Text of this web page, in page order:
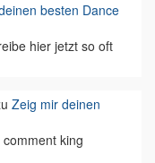
besten Dance
hier jetzt so oft
Zeig mir deinen
king